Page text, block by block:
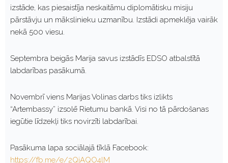
izstāde, kas piesaistīja neskaitāmu diplomātisku misiju
pārstāvju un mākslinieku uzmanību. Izstādi apmeklēja vairāk
nekā 500 viesu.
Septembra beigās Marija savus izstādīs EDSO atbalstītā
labdarības pasākumā.
Novembrī viens Marijas Volinas darbs tiks izlikts
“Artembassy” izsolē Rietumu bankā. Visi no tā pārdošanas
iegūtie līdzekļi tiks novirzīti labdarībai.
Pasākuma lapa sociālajā tīklā Facebook:
https://fb.me/e/2QjAQO4lM